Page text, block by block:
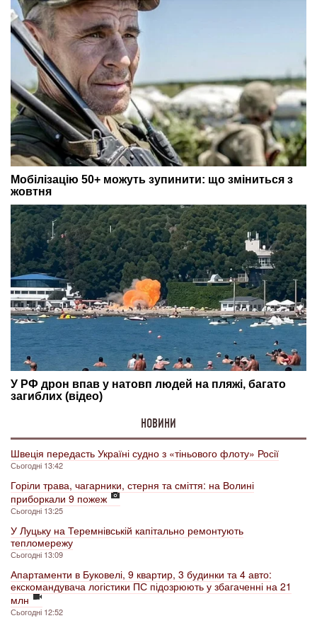
НОВИНИ
Швеція передасть Україні судно з «тіньового флоту» Росії
Сьогодні 13:42
Горіли трава, чагарники, стерня та сміття: на Волині
приборкали 9 пожеж
Сьогодні 13:25
У Луцьку на Теремнівській капітально ремонтують
тепломережу
Сьогодні 13:09
Апартаменти в Буковелі, 9 квартир, 3 будинки та 4 авто:
екскомандувача логістики ПС підозрюють у збагаченні на 21
млн
Сьогодні 12:52